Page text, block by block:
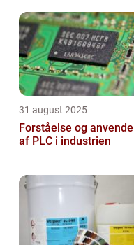
31 august 2025
Forståelse og
af PLC i industrien